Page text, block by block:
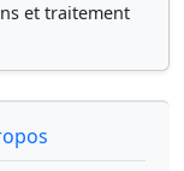
et traitement